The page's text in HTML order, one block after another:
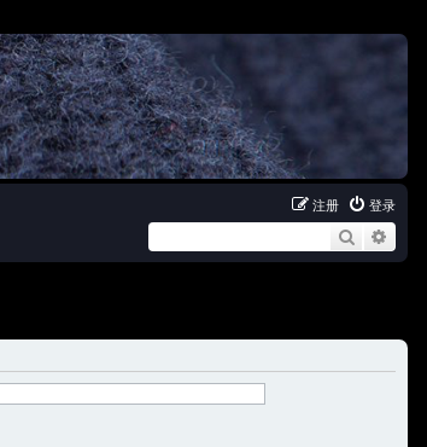
登录
注册
搜索